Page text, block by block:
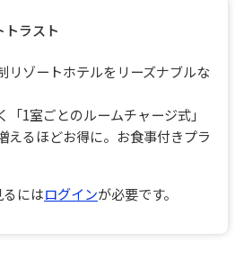
トラスト
リゾートホテルをリーズナブルな
1室ごとのルームチャージ式」
えるほどお得に。お食事付きプラ
にはログインが必要です。